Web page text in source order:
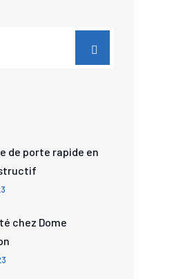
de porte rapide en
chez Dome